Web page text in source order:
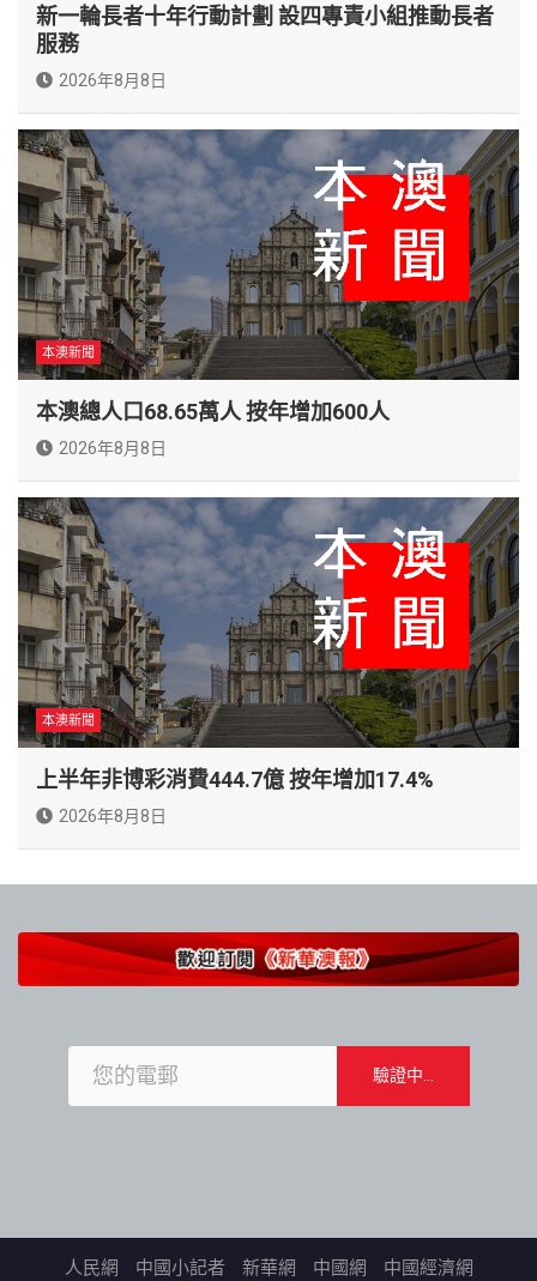
新一輪長者十年行動計劃 設四專責小組推動長者
服務
2026年8月8日
本澳新聞
本澳總人口68.65萬人 按年增加600人
2026年8月8日
本澳新聞
上半年非博彩消費444.7億 按年增加17.4%
2026年8月8日
人民網 中國小記者 新華網 中國網 中國經濟網